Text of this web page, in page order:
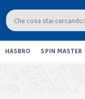
HASBRO SPIN MASTER